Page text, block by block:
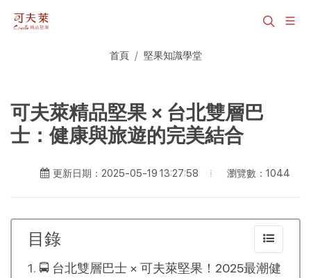
首頁 堅果知識學堂
可夫萊精品堅果 × 台北雙層巴
士：健康與旅遊的完美結合
更新日期：2025-05-19 13:27:58 瀏覽數：1044
目錄
🚍 台北雙層巴士 × 可夫萊堅果！2025最潮健